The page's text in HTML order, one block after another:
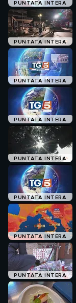
PUNTATA INTERA
PUNTATA INTERA
PUNTATA INTERA
PUNTATA INTERA
PUNTATA INTERA
PUNTATA INTERA
PUNTATA INTERA
PUNTATA INTERA